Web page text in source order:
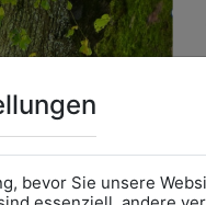
bevor Sie unsere